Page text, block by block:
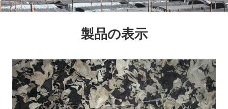
製品の表示